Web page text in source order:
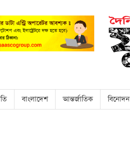
বাংলাদেশ আন্তর্জাতিক বিনোদন